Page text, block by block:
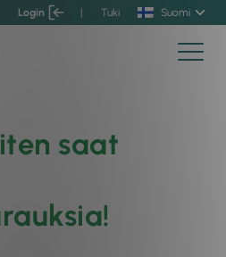
Login | Tuki Suomi
saat